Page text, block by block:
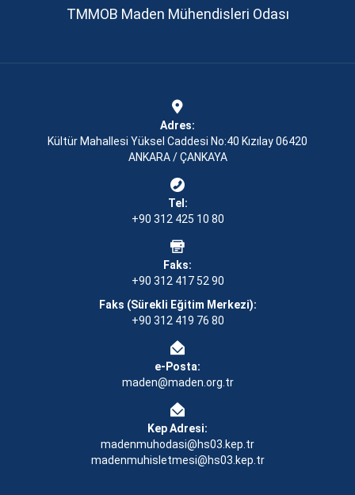
TMMOB Maden Mühendisleri Odası
Adres:
Kültür Mahallesi Yüksel Caddesi No:40 Kızılay 06420
ANKARA / ÇANKAYA
Tel:
+90 312 425 10 80
Faks:
+90 312 417 52 90
Faks (Sürekli Eğitim Merkezi):
+90 312 419 76 80
e-Posta:
maden@maden.org.tr
Kep Adresi:
madenmuhodasi@hs03.kep.tr
madenmuhisletmesi@hs03.kep.tr